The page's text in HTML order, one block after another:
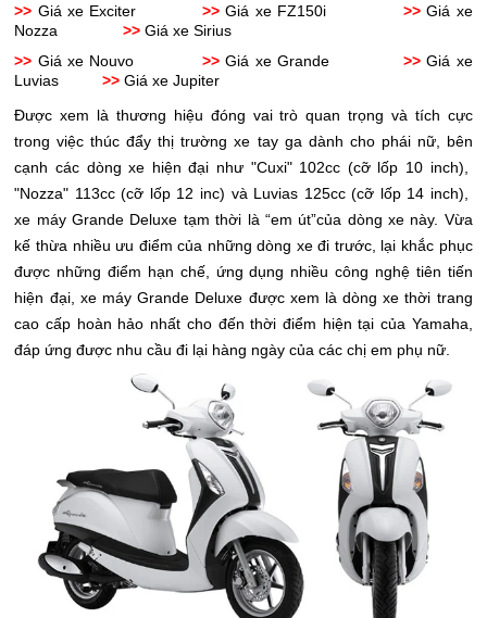
>> Giá xe Exciter >>Giá xe FZ150i >> Giá xe
Nozza
>> Giá xe Sirius
>> Giá xe Nouvo >> Giá xe Grande >> Giá xe
Luvias
>> Giá xe Jupiter
Được xem là thương hiệu đóng vai trò quan trọng và tích cực
trong việc thúc đẩy thị trường xe tay ga dành cho phái nữ, bên
cạnh các dòng xe hiện đại như "Cuxi" 102cc (cỡ lốp 10 inch),
"Nozza" 113cc (cỡ lốp 12 inc) và Luvias 125cc (cỡ lốp 14 inch),
xe máy Grande Deluxe tạm thời là “em út”của dòng xe này. Vừa
kế thừa nhiều ưu điểm của những dòng xe đi trước, lại khắc phục
được những điểm hạn chế, ứng dụng nhiều công nghệ tiên tiến
hiện đại, xe máy Grande Deluxe được xem là dòng xe thời trang
cao cấp hoàn hảo nhất cho đến thời điểm hiện tại của Yamaha,
đáp ứng được nhu cầu đi lại hàng ngày của các chị em phụ nữ.